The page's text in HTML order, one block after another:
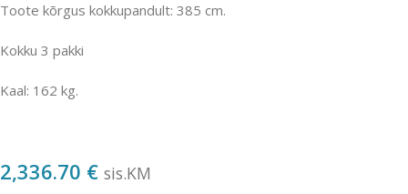
Toote kõrgus kokkupandult: 385 cm.
Kokku 3 pakki
Kaal: 162 kg.
2,336.70 € sis.KM